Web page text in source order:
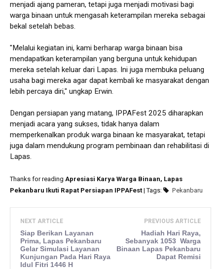
menjadi ajang pameran, tetapi juga menjadi motivasi bagi
warga binaan untuk mengasah keterampilan mereka sebagai
bekal setelah bebas.
"Melalui kegiatan ini, kami berharap warga binaan bisa
mendapatkan keterampilan yang berguna untuk kehidupan
mereka setelah keluar dari Lapas. Ini juga membuka peluang
usaha bagi mereka agar dapat kembali ke masyarakat dengan
lebih percaya diri," ungkap Erwin.
Dengan persiapan yang matang, IPPAFest 2025 diharapkan
menjadi acara yang sukses, tidak hanya dalam
memperkenalkan produk warga binaan ke masyarakat, tetapi
juga dalam mendukung program pembinaan dan rehabilitasi di
Lapas.
Thanks for reading Apresiasi Karya Warga Binaan, Lapas
Pekanbaru Ikuti Rapat Persiapan IPPAFest | Tags: Pekanbaru
NEXT ARTICLE
Siap Berikan Layanan
Prima, Lapas Pekanbaru
Gelar Simulasi Layanan
Kunjungan Pada Hari Raya
Idul Fitri 1446 H
PREVIOUS ARTICLE
Hadiah Hari Raya,
Sebanyak 1053 Warga
Binaan Lapas Pekanbaru
Dapat Remisi